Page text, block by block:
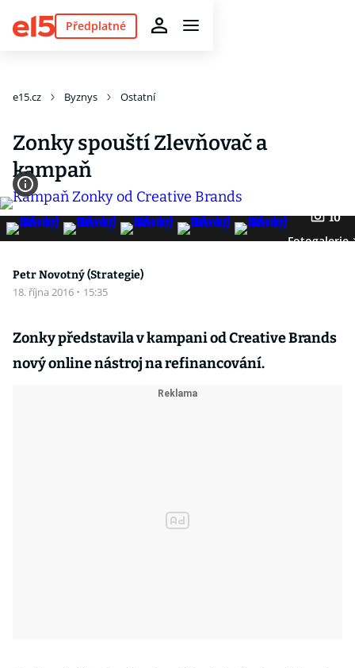
Předplatné
e15.cz Byznys Ostatní
Zonky spouští Zlevňovač a
kampaň
10
Fotogalerie
Petr Novotný (Strategie)
18. října 2016 · 15:35
Zonky představila v kampani od Creative Brands
nový online nástroj na refinancování.